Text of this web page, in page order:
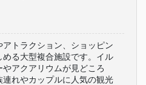
アトラクション、ショッピン
める大型複合施設です。イル
やアクアリウムが見どころ
連れやカップルに人気の観光